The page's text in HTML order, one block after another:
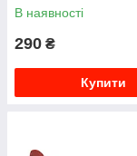
В наявності
290 ₴
Купити